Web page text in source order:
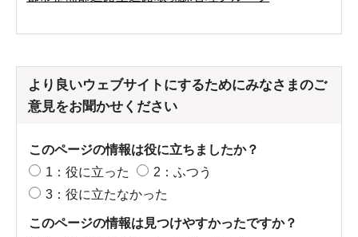
より良いウェブサイトにするためにみなさまのご
意見をお聞かせください
このページの情報は役に立ちましたか？
1：役に立った
2：ふつう
3：役に立たなかった
このページの情報は見つけやすかったですか？